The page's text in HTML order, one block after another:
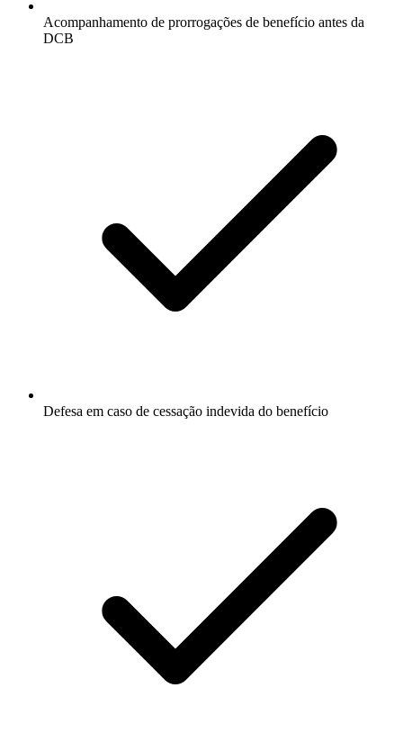
Acompanhamento de prorrogações de benefício antes da
DCB
Defesa em caso de cessação indevida do benefício